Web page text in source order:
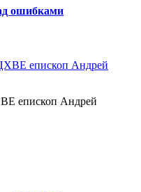
ошибками
епископ Андрей